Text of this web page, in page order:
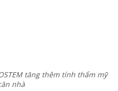
tăng thêm tính thẩm mỹ
nhà